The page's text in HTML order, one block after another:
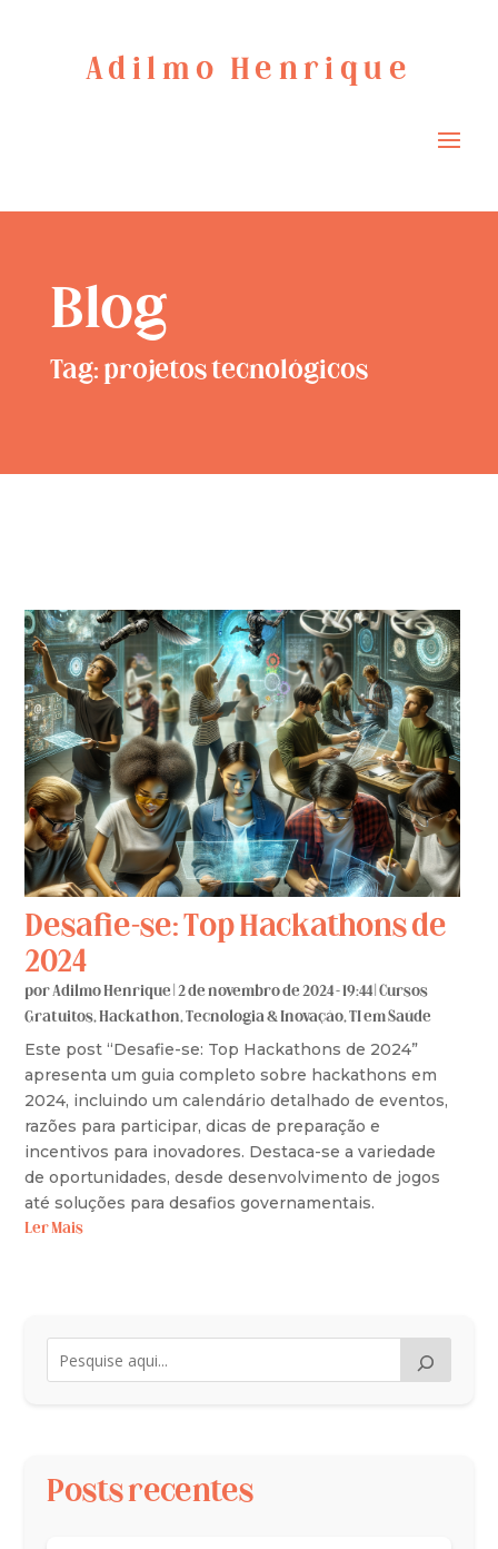
Adilmo Henrique
Blog
Tag: projetos tecnológicos
Desafie-se: Top Hackathons de
2024
porAdilmo Henrique |2 de novembro de 2024 - 19:44 |Cursos
Gratuitos,Hackathon,Tecnologia & Inovação,TI em Saúde
Este post “Desafie-se: Top Hackathons de 2024”
apresenta um guia completo sobre hackathons em
2024, incluindo um calendário detalhado de eventos,
razões para participar, dicas de preparação e
incentivos para inovadores. Destaca-se a variedade
de oportunidades, desde desenvolvimento de jogos
até soluções para desafios governamentais.
Ler Mais
Posts recentes